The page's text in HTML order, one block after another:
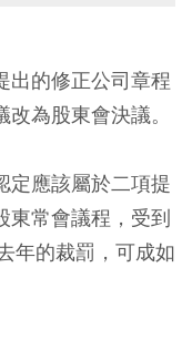
出的修正公司章程
為股東會決議。
定應該屬於二項提
東常會議程，受到
年的裁罰，可成如